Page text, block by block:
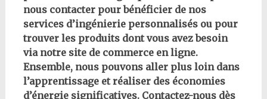
nous contacter pour bénéficier de nos
services d’ingénierie personnalisés ou pour
trouver les produits dont vous avez besoin
via notre site de commerce en ligne.
Ensemble, nous pouvons aller plus loin dans
l’apprentissage et réaliser des économies
d’énergie significatives. Contactez-nous dès